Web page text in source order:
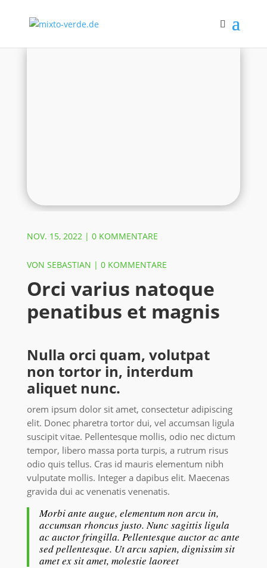
NOV. 15, 2022| 0 KOMMENTARE
VON SEBASTIAN | 0 KOMMENTARE
Orci varius natoque
penatibus et magnis
Nulla orci quam, volutpat
non tortor in, interdum
aliquet nunc.
orem ipsum dolor sit amet, consectetur adipiscing
elit. Donec pharetra tortor dui, vel accumsan ligula
suscipit vitae. Pellentesque mollis, odio nec dictum
tempor, libero massa porta turpis, a rutrum risus
odio quis tellus. Cras id mauris elementum nibh
vulputate mollis. Integer a dapibus elit. Maecenas
gravida dui ac venenatis venenatis.
Morbi ante augue, elementum non arcu in,
accumsan rhoncus justo. Nunc sagittis ligula
ac auctor fringilla. Pellentesque auctor ac ante
sed pellentesque. Ut arcu sapien, dignissim sit
amet ex sit amet, molestie laoreet